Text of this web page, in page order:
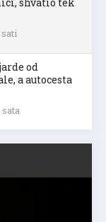
sati
od
a autocesta